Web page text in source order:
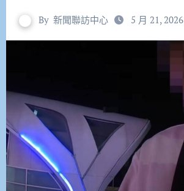
By 新聞聯訪中心 5 月 21, 2026